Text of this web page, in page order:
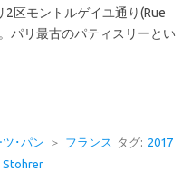
区モントルゲイユ通り(Rue
パリ最古のパティスリーとい
ツ･パン ＞ フランス タグ: 2017
Stohrer